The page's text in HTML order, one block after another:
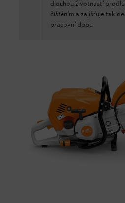
dlouhou životností
čištěním a zajišťuje tak
pracovní dobu